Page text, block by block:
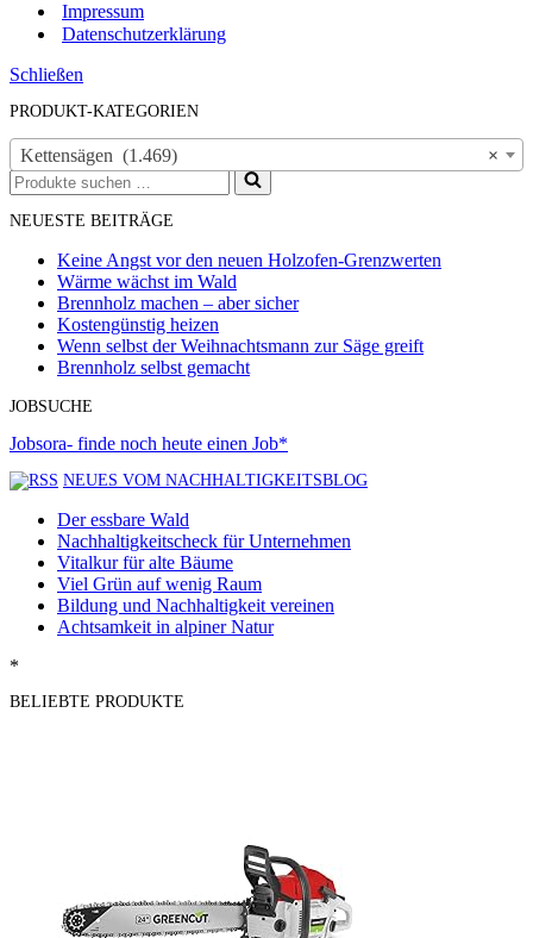
Impressum
Datenschutzerklärung
Schließen
PRODUKT-KATEGORIEN
×
Kettensägen (1.469)
Suchen
nach …
NEUESTE BEITRÄGE
Keine Angst vor den neuen Holzofen-Grenzwerten
Wärme wächst im Wald
Brennholz machen – aber sicher
Kostengünstig heizen
Wenn selbst der Weihnachtsmann zur Säge greift
Brennholz selbst gemacht
JOBSUCHE
Jobsora- finde noch heute einen Job*
NEUES VOM NACHHALTIGKEITSBLOG
Der essbare Wald
Nachhaltigkeitscheck für Unternehmen
Vitalkur für alte Bäume
Viel Grün auf wenig Raum
Bildung und Nachhaltigkeit vereinen
Achtsamkeit in alpiner Natur
*
BELIEBTE PRODUKTE